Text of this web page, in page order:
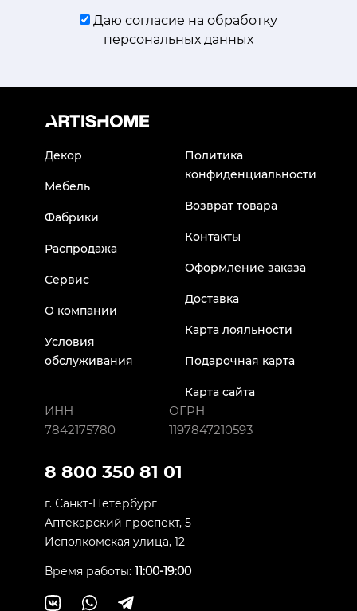
Даю согласие на обработку
персональных данных
Декор
Мебель
Фабрики
Распродажа
Сервис
О компании
Условия
обслуживания
Политика
конфиденциальности
Возврат товара
Контакты
Оформление заказа
Доставка
Карта лояльности
Подарочная карта
Карта сайта
ИНН
7842175780
ОГРН
1197847210593
8 800 350 81 01
г. Санкт-Петербург
Аптекарский проспект, 5
Исполкомская улица, 12
Время работы: 11:00-19:00